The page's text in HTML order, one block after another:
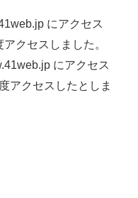
にアクセス
クセスしました。
にアクセス
アクセスしたとしま